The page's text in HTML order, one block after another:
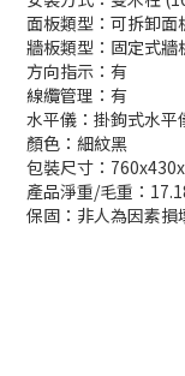
面板類型：可拆卸面
牆板類型：固定式牆
方向指示：有
線纜管理：有
水平儀：掛鉤式水平
顏色：細紋黑
包裝尺寸：
產品淨重/毛重：
保固：非人為因素損